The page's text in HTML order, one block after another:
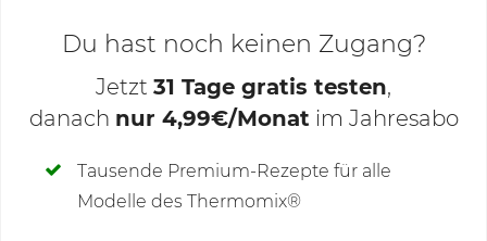
Deine Notizen
Du hast noch keinen Zugang?
Jetzt 31 Tage gratis testen,
danach nur 4,99€/Monat im Jahresabo
Tausende Premium-Rezepte für alle
Modelle des Thermomix®